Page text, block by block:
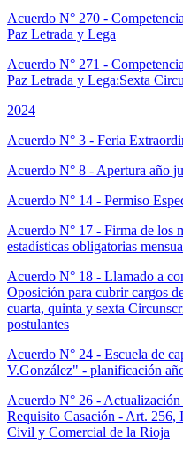
Acuerdo N° 270 -
Paz Letrada y Lega
Acuerdo N° 271 -
Paz Letrada y Lega:Sexta
2024
Acuerdo N° 3 - Feria
Acuerdo N° 8 - Apertura año
Acuerdo N° 14 - Permiso
Acuerdo N° 17 - Firma de los
estadísticas obligatorias
Acuerdo N° 18 - Llamado a
Oposición para cubrir cargos
cuarta, quinta y sexta
postulantes
Acuerdo N° 24 - Escuela de
V.González" - planificación
Acuerdo N° 26 -
Requisito Casación - Art. 256,
Civil y Comercial de la Rioja